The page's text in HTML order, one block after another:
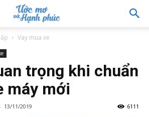
Vay mua xe
trọng khi chuẩn
máy mới
13/11/2019 6111